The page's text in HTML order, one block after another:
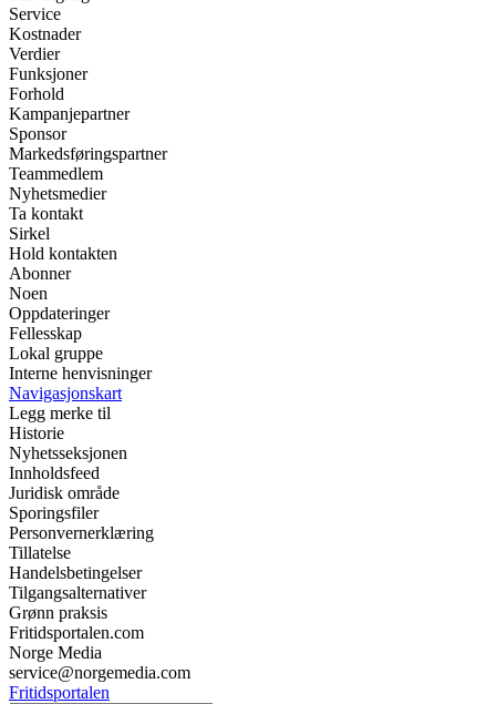
Service
Kostnader
Verdier
Funksjoner
Forhold
Kampanjepartner
Sponsor
Markedsføringspartner
Teammedlem
Nyhetsmedier
Ta kontakt
Sirkel
Hold kontakten
Abonner
Noen
Oppdateringer
Fellesskap
Lokal gruppe
Interne henvisninger
Navigasjonskart
Legg merke til
Historie
Nyhetsseksjonen
Innholdsfeed
Juridisk område
Sporingsfiler
Personvernerklæring
Tillatelse
Handelsbetingelser
Tilgangsalternativer
Grønn praksis
Fritidsportalen.com
Norge Media
service@norgemedia.com
Fritidsportalen